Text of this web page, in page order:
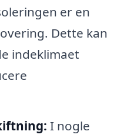
er en
Dette kan
indeklimaet
I nogle